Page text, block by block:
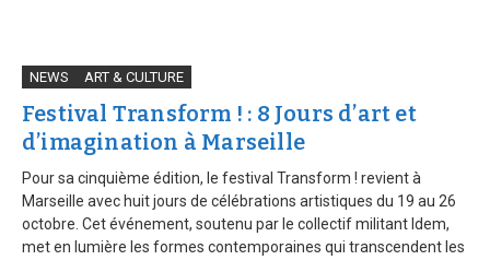
NEWS ART & CULTURE
Festival Transform ! : 8 Jours d’art et
d’imagination à Marseille
Pour sa cinquième édition, le festival Transform ! revient à
Marseille avec huit jours de célébrations artistiques du 19 au 26
octobre. Cet événement, soutenu par le collectif militant Idem,
met en lumière les formes contemporaines qui transcendent les